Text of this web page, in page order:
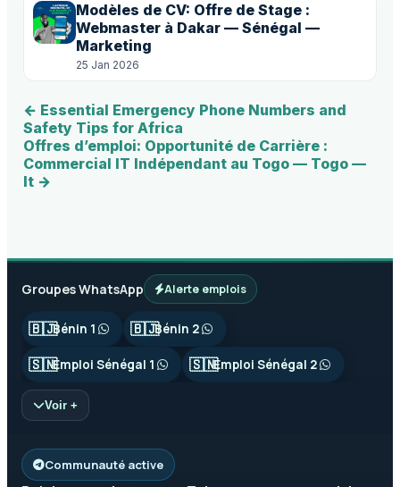
Modèles de CV: Offre de Stage :
Webmaster à Dakar — Sénégal —
Marketing
25 Jan 2026
← Essential Emergency Phone Numbers and
Safety Tips for Africa
Offres d’emploi: Opportunité de Carrière :
Commercial IT Indépendant au Togo — Togo —
It →
Groupes WhatsApp Alerte emplois
🇧🇯Bénin 1 🇧🇯Bénin 2
🇸🇳Emploi Sénégal 1 🇸🇳Emploi Sénégal 2
Voir +
Communauté active